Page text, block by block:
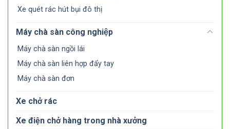
Xe quét rác hút bụi đô thị
Máy chà sàn công nghiệp
Máy chà sàn ngồi lái
Máy chà sàn liên hợp đẩy tay
Máy chà sàn đơn
Xe chở rác
Xe điện chở hàng trong nhà xưởng